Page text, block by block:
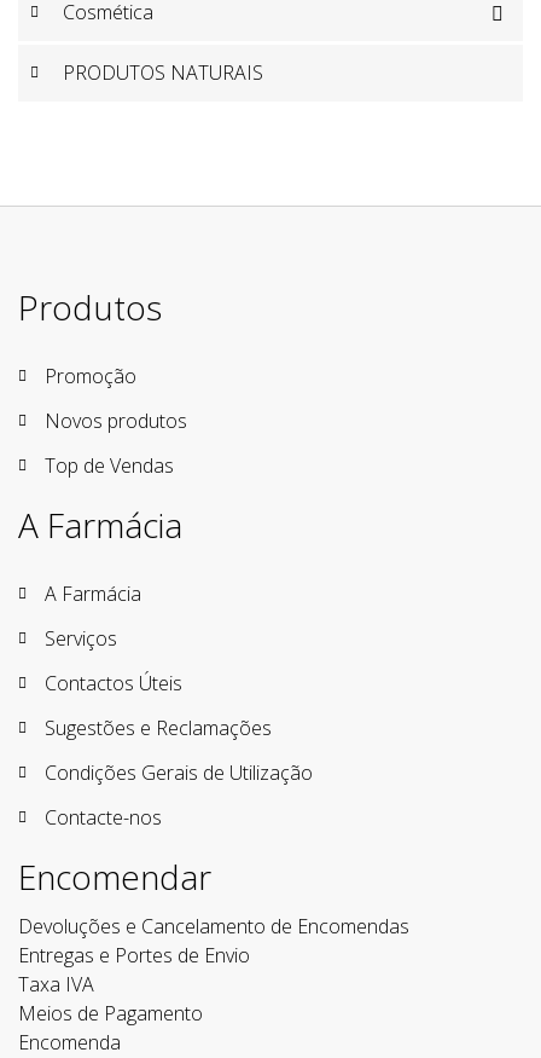
Cosmética 
PRODUTOS NATURAIS
Produtos
Promoção
Novos produtos
Top de Vendas
A Farmácia
A Farmácia
Serviços
Contactos Úteis
Sugestões e Reclamações
Condições Gerais de Utilização
Contacte-nos
Encomendar
Devoluções e Cancelamento de Encomendas
Entregas e Portes de Envio
Taxa IVA
Meios de Pagamento
Encomenda